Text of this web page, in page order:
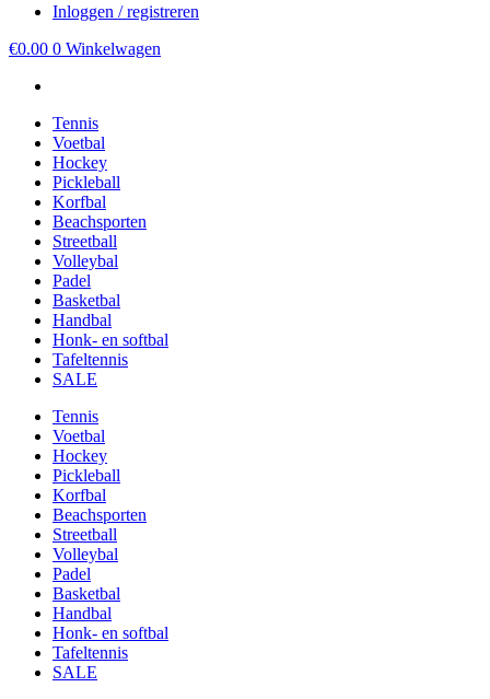
Inloggen / registreren
€0.00 0 Winkelwagen
Tennis
Voetbal
Hockey
Pickleball
Korfbal
Beachsporten
Streetball
Volleybal
Padel
Basketbal
Handbal
Honk- en softbal
Tafeltennis
SALE
Tennis
Voetbal
Hockey
Pickleball
Korfbal
Beachsporten
Streetball
Volleybal
Padel
Basketbal
Handbal
Honk- en softbal
Tafeltennis
SALE